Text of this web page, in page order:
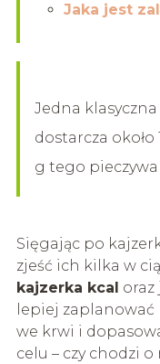
Jaka jest
Jedna
dostarcza około
g tego pieczywa
Sięgając po
zjeść ich kilka w
kajzerka kcal oraz
lepiej zaplanować
we krwi i
celu – czy chodzi o